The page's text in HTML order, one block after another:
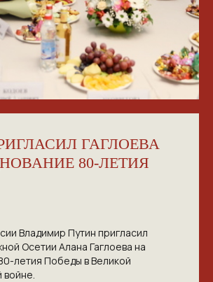
ГАГЛОЕВА
80-ЛЕТИЯ
Владимир Путин пригласил
Осетии Алана Гаглоева на
летия Победы в Великой
войне.